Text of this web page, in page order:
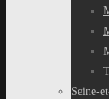
Seine-